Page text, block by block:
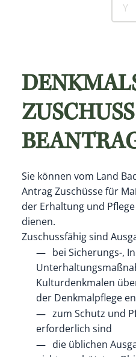
Y
ZUSCHUSS
Sie können vom Land
Antrag Zuschüsse für
der Erhaltung und
dienen.
Zuschussfähig sind
bei Sicherungs-,
Kulturdenkmalen
der Denkmalpflege
zum Schutz und
erforderlich sind
die üblichen